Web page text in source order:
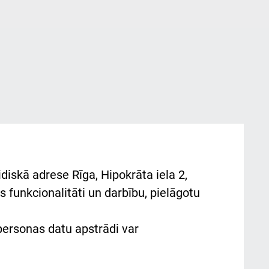
adrese Rīga, Hipokrāta iela 2,
funkcionalitāti un darbību, pielāgotu
datu apstrādi var